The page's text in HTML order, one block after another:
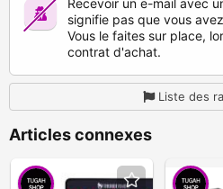
Recevoir un e-mail avec
signifie pas que vous
Vous le faites sur place,
contrat d'achat.
Liste des
Articles connexes